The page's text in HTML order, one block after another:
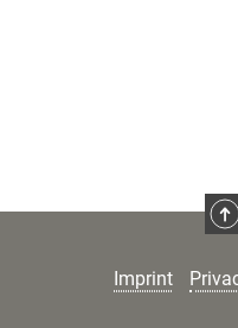
Imprint